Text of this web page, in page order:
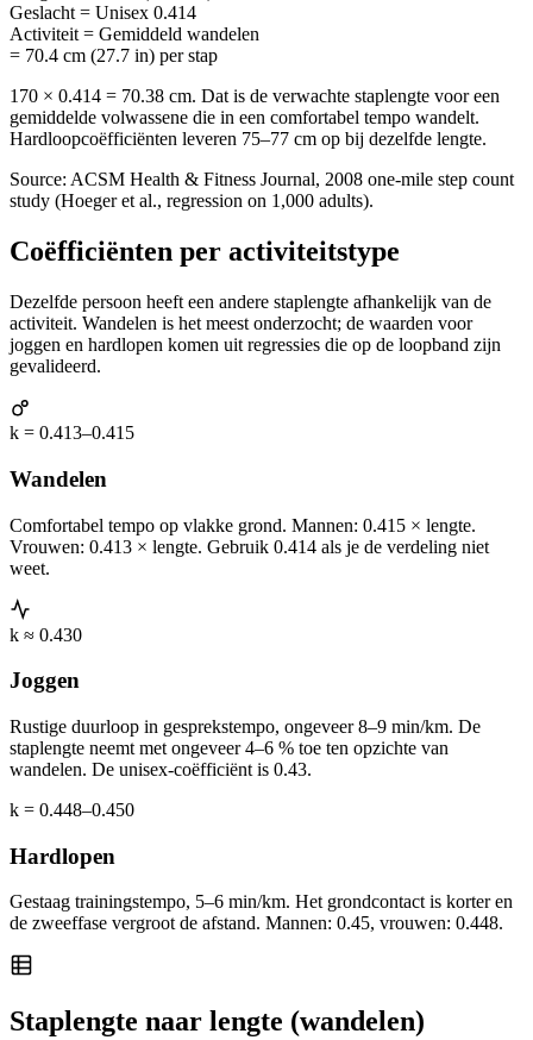
Geslacht = Unisex 0.414
Activiteit = Gemiddeld wandelen
= 70.4 cm (27.7 in) per stap
170 × 0.414 = 70.38 cm. Dat is de verwachte staplengte voor een
gemiddelde volwassene die in een comfortabel tempo wandelt.
Hardloopcoëfficiënten leveren 75–77 cm op bij dezelfde lengte.
Source: ACSM Health & Fitness Journal, 2008 one-mile step count
study (Hoeger et al., regression on 1,000 adults).
Coëfficiënten per activiteitstype
Dezelfde persoon heeft een andere staplengte afhankelijk van de
activiteit. Wandelen is het meest onderzocht; de waarden voor
joggen en hardlopen komen uit regressies die op de loopband zijn
gevalideerd.
k = 0.413–0.415
Wandelen
Comfortabel tempo op vlakke grond. Mannen: 0.415 × lengte.
Vrouwen: 0.413 × lengte. Gebruik 0.414 als je de verdeling niet
weet.
k ≈ 0.430
Joggen
Rustige duurloop in gesprekstempo, ongeveer 8–9 min/km. De
staplengte neemt met ongeveer 4–6 % toe ten opzichte van
wandelen. De unisex-coëfficiënt is 0.43.
k = 0.448–0.450
Hardlopen
Gestaag trainingstempo, 5–6 min/km. Het grondcontact is korter en
de zweeffase vergroot de afstand. Mannen: 0.45, vrouwen: 0.448.
Staplengte naar lengte (wandelen)